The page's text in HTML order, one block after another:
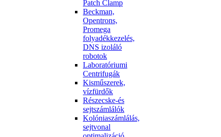
Patch Clamp
Beckman,
Opentrons,
Promega
folyadékkezelés,
DNS izoláló
robotok
Laboratóriumi
Centrifugák
Kisműszerek,
vízfürdők
Részecske-és
sejtszámlálók
Kolóniaszámlálás,
sejtvonal